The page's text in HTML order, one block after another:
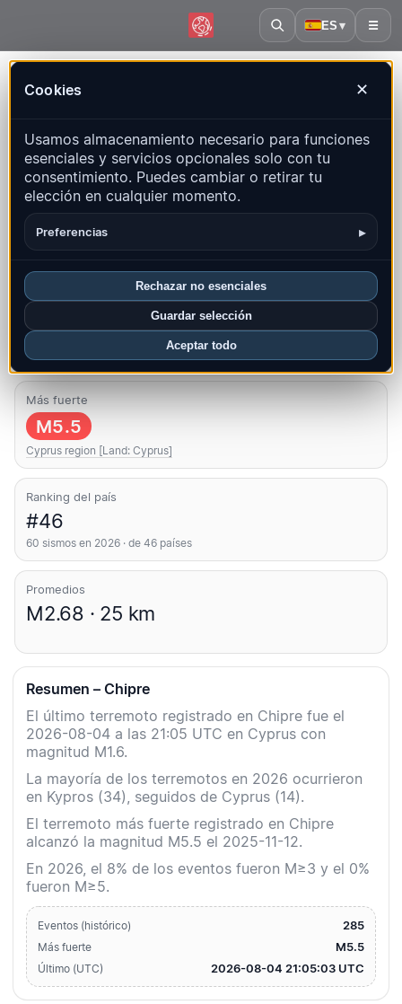
ES ▾ ☰
Cookies ✕
Usamos almacenamiento necesario para funciones
esenciales y servicios opcionales solo con tu
consentimiento. Puedes cambiar o retirar tu
elección en cualquier momento.
Preferencias ▸
Rechazar no esenciales
Guardar selección
Aceptar todo
Mapa en vivo, estadísticas y eventos recientes
Abrir mapa histórico Últimos en este país
Resumen Mapa
FAQ
Sismos este mes
2
Último UTC: 2026-08-04 21:05:03
Más fuerte
M5.5
Cyprus region [Land: Cyprus]
Ranking del país
#46
60 sismos en 2026 · de 46 países
Promedios
M2.68 · 25 km
Resumen – Chipre
El último terremoto registrado en Chipre fue el
2026-08-04 a las 21:05 UTC en Cyprus con
magnitud M1.6.
La mayoría de los terremotos en 2026 ocurrieron
en Kypros (34), seguidos de Cyprus (14).
El terremoto más fuerte registrado en Chipre
alcanzó la magnitud M5.5 el 2025-11-12.
En 2026, el 8% de los eventos fueron M≥3 y el 0%
fueron M≥5.
Eventos (histórico) 285
Más fuerte M5.5
Último (UTC) 2026-08-04 21:05:03 UTC